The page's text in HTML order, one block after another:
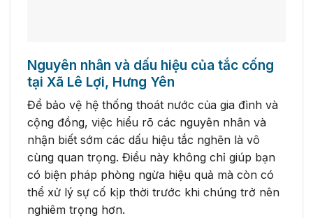
Nguyên nhân và dấu hiệu của tắc cống
tại Xã Lê Lợi, Hưng Yên
Để bảo vệ hệ thống thoát nước của gia đình và
cộng đồng, việc hiểu rõ các nguyên nhân và
nhận biết sớm các dấu hiệu tắc nghẽn là vô
cùng quan trọng. Điều này không chỉ giúp bạn
có biện pháp phòng ngừa hiệu quả mà còn có
thể xử lý sự cố kịp thời trước khi chúng trở nên
nghiêm trọng hơn.